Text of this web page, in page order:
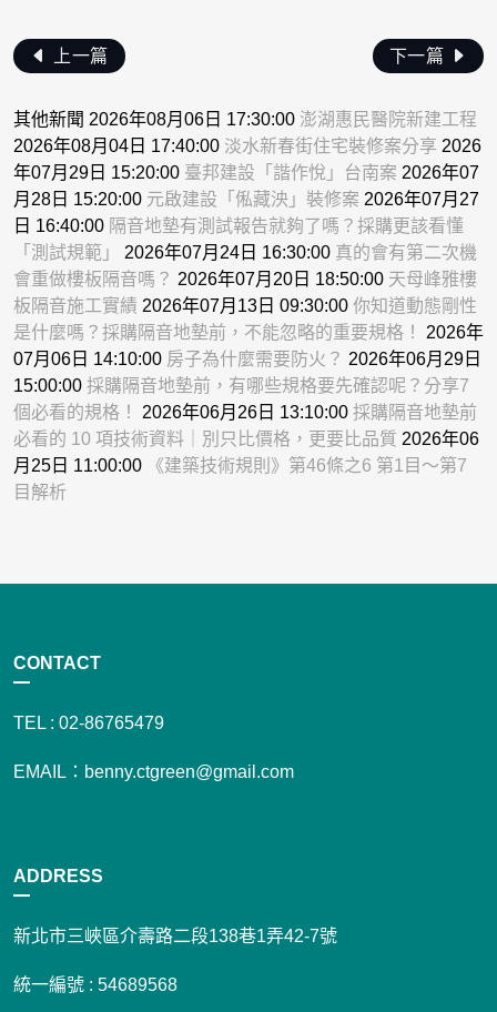
上一篇 下一篇
其他新聞 2026年08月06日 17:30:00 澎湖惠民醫院新建工程
2026年08月04日 17:40:00 淡水新春街住宅裝修案分享 2026
年07月29日 15:20:00 臺邦建設「諧作悅」台南案 2026年07
月28日 15:20:00 元啟建設「俬藏泱」裝修案 2026年07月27
日 16:40:00 隔音地墊有測試報告就夠了嗎？採購更該看懂
「測試規範」 2026年07月24日 16:30:00 真的會有第二次機
會重做樓板隔音嗎？ 2026年07月20日 18:50:00 天母峰雅樓
板隔音施工實績 2026年07月13日 09:30:00 你知道動態剛性
是什麼嗎？採購隔音地墊前，不能忽略的重要規格！ 2026年
07月06日 14:10:00 房子為什麼需要防火？ 2026年06月29日
15:00:00 採購隔音地墊前，有哪些規格要先確認呢？分享7
個必看的規格！ 2026年06月26日 13:10:00 採購隔音地墊前
必看的 10 項技術資料｜別只比價格，更要比品質 2026年06
月25日 11:00:00
《建築技術規則》第46條之6 第1目～第7
目解析
CONTACT
TEL : 02-86765479
EMAIL：benny.ctgreen@gmail.com
ADDRESS
新北市三峽區介壽路二段138巷1弄42-7號
統一編號 : 54689568